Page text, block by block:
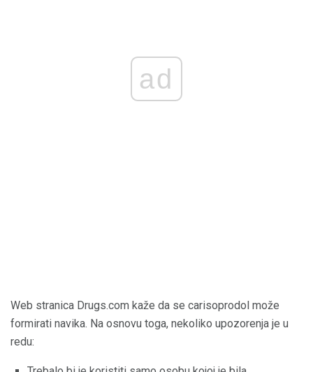
ad
Web stranica Drugs.com kaže da se carisoprodol može
formirati navika. Na osnovu toga, nekoliko upozorenja je u
redu: